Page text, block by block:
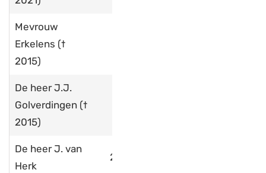
Mevrouw
Erkelens (†
2015)
De heer J.J.
Golverdingen (†
2015)
De heer J. van
Herk
2018